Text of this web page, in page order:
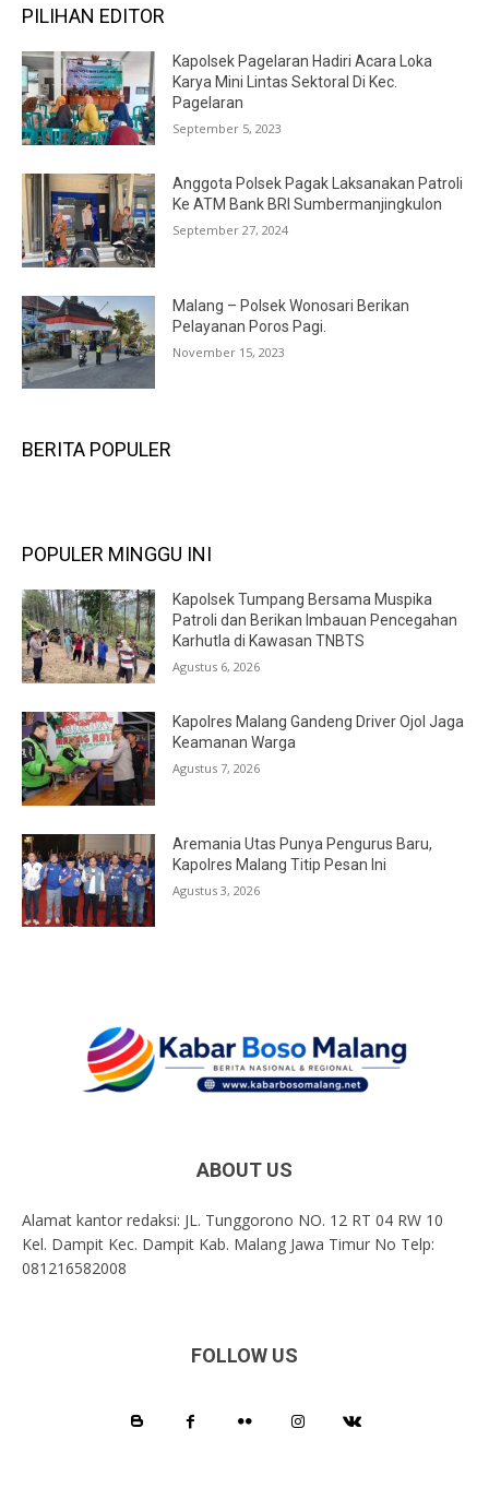
PILIHAN EDITOR
Kapolsek Pagelaran Hadiri Acara Loka
Karya Mini Lintas Sektoral Di Kec.
Pagelaran
September 5, 2023
Anggota Polsek Pagak Laksanakan Patroli
Ke ATM Bank BRI Sumbermanjingkulon
September 27, 2024
Malang – Polsek Wonosari Berikan
Pelayanan Poros Pagi.
November 15, 2023
BERITA POPULER
POPULER MINGGU INI
Kapolsek Tumpang Bersama Muspika
Patroli dan Berikan Imbauan Pencegahan
Karhutla di Kawasan TNBTS
Agustus 6, 2026
Kapolres Malang Gandeng Driver Ojol Jaga
Keamanan Warga
Agustus 7, 2026
Aremania Utas Punya Pengurus Baru,
Kapolres Malang Titip Pesan Ini
Agustus 3, 2026
ABOUT US
Alamat kantor redaksi: JL. Tunggorono NO. 12 RT 04 RW 10
Kel. Dampit Kec. Dampit Kab. Malang Jawa Timur No Telp:
081216582008
FOLLOW US